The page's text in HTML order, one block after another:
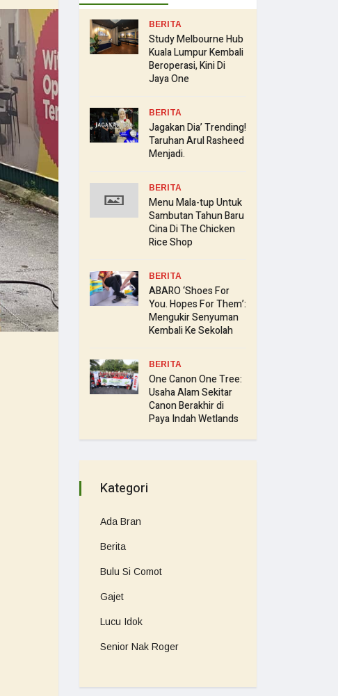
BERITA
Study Melbourne Hub
Kuala Lumpur Kembali
Beroperasi, Kini Di
Jaya One
BERITA
Jagakan Dia’ Trending!
Taruhan Arul Rasheed
Menjadi.
BERITA
Menu Mala-tup Untuk
Sambutan Tahun Baru
Cina Di The Chicken
Rice Shop
BERITA
ABARO ‘Shoes For
You. Hopes For Them’:
Mengukir Senyuman
Kembali Ke Sekolah
BERITA
One Canon One Tree:
Usaha Alam Sekitar
Canon Berakhir di
Paya Indah Wetlands
Kategori
Ada Bran
Berita
Bulu Si Comot
Gajet
Lucu Idok
Senior Nak Roger